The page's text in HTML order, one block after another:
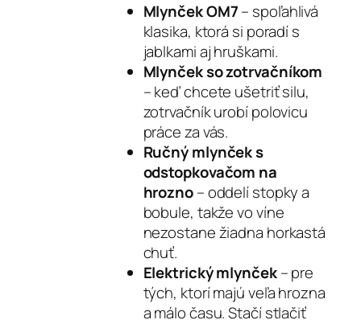
Mlynček OM7– spoľahlivá
klasika, ktorá si poradí s
jablkami aj hruškami.
Mlynček so zotrvačníkom
– keď chcete ušetriť silu,
zotrvačník urobí polovicu
práce za vás.
Ručný mlynček s
odstopkovačom na
hrozno– oddelí stopky a
bobule, takže vo víne
nezostane žiadna horkastá
chuť.
Elektrický mlynček– pre
tých, ktorí majú veľa hrozna
a málo času. Stačí stlačiť